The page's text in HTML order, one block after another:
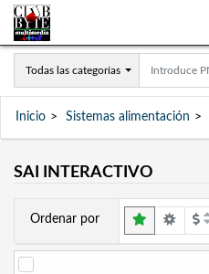
Todas las categorías
Inicio Sistemas alimentación
SAI INTERACTIVO
Ordenar por